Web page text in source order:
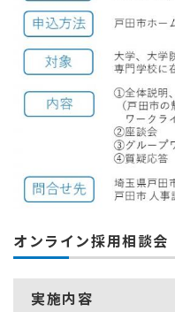
オンライン採用相談会
実施内容